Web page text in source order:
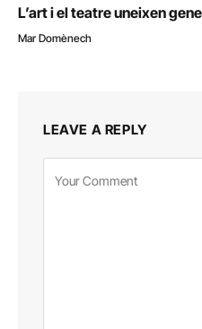
L’art i el teatre uneixen
Mar Domènech
LEAVE A REPLY